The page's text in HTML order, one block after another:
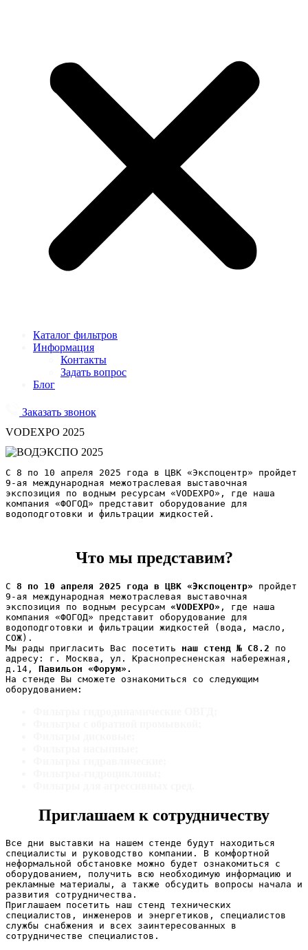
Каталог фильтров
Информация
Контакты
Задать вопрос
Блог
Заказать звонок
VODEXPO 2025
С 8 по 10 апреля 2025 года в ЦВК «Экспоцентр» пройдет
9-ая международная межотраслевая выставочная
экспозиция по водным ресурсам «VODEXPO», где наша
компания «ФОГОД» представит оборудование для
водоподготовки и фильтрации жидкостей.
Что мы представим?
С 8 по 10 апреля 2025 года в ЦВК «Экспоцентр» пройдет
9-ая международная межотраслевая выставочная
экспозиция по водным ресурсам «VODEXPO» , где наша
компания «ФОГОД» представит оборудование для
водоподготовки и фильтрации жидкостей (вода, масло,
СОЖ).
Мы рады пригласить Вас посетить наш стенд № С8.2 по
адресу: г. Москва, ул. Краснопресненская набережная,
д.14, Павильон «Форум».
На стенде Вы сможете ознакомиться со следующим
оборудованием:
Приглашаем к сотрудничеству
Все дни выставки на нашем стенде будут находиться
специалисты и руководство компании. В комфортной
неформальной обстановке можно будет ознакомиться с
оборудованием, получить всю необходимую информацию и
рекламные материалы, а также обсудить вопросы начала и
развития сотрудничества.
Приглашаем посетить наш стенд технических
специалистов, инженеров и энергетиков, специалистов
службы снабжения и всех заинтересованных в
сотрудничестве специалистов.